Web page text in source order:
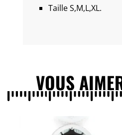
Taille S,M,L,XL.
VOUS